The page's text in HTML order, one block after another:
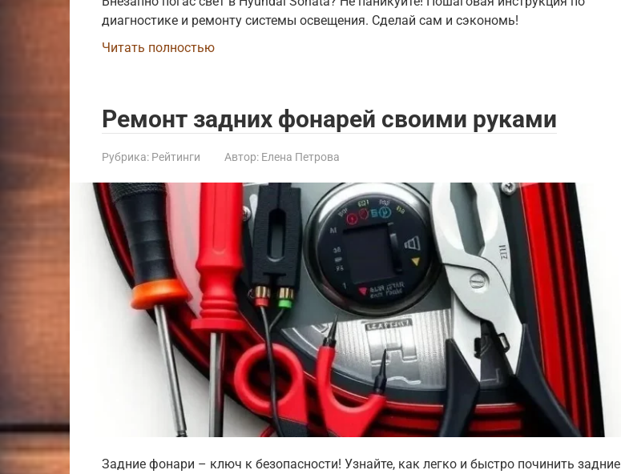
диагностике и ремонту системы освещения. Сделай сам и сэкономь!
Читать полностью
Ремонт задних фонарей своими руками
Рубрика: Рейтинги Автор: Елена Петрова
Задние фонари – ключ к безопасности! Узнайте, как легко и быстро починить задние